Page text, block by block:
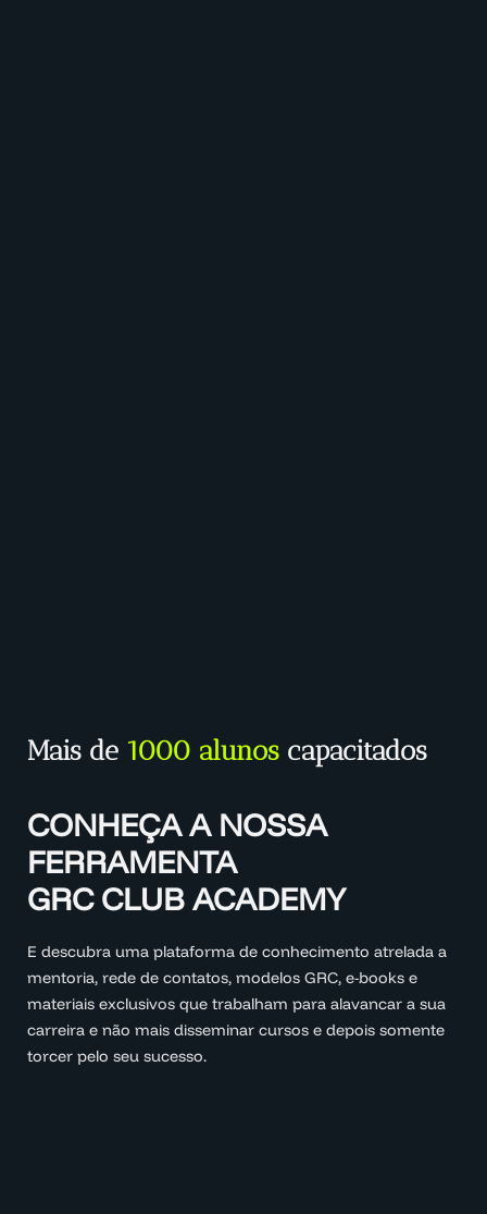
Mais de 1000 alunos capacitados
CONHEÇA A NOSSA
FERRAMENTA
GRC CLUB ACADEMY
E descubra uma plataforma de conhecimento atrelada a
mentoria, rede de contatos, modelos GRC, e-books e
materiais exclusivos que trabalham para alavancar a sua
carreira e não mais disseminar cursos e depois somente
torcer pelo seu sucesso.